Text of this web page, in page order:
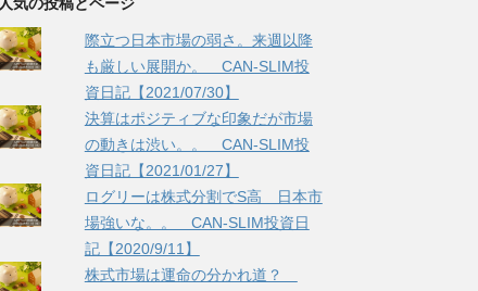
際立つ日本市場の弱さ。来週以降
も厳しい展開か。 CAN-SLIM投
資日記【2021/07/30】
決算はポジティブな印象だが市場
の動きは渋い。。 CAN-SLIM投
資日記【2021/01/27】
ログリーは株式分割でS高 日本市
場強いな。。 CAN-SLIM投資日
記【2020/9/11】
株式市場は運命の分かれ道？